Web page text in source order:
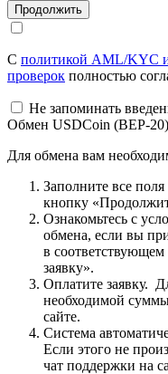
С политикой AML/KYC
проверок полностью
Не запоминать
Обмен USDCoin (BEP-
Для обмена вам
Заполните все
кнопку
Ознакомьтесь с
обмена, если вы
в
заявку».
Оплатите заявку.
необходимой
сайте.
Система
Если этого не
чат поддержки на